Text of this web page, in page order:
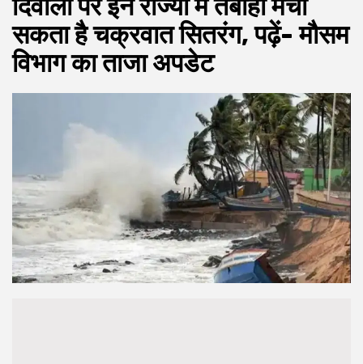
दिवाली पर इन राज्यों में तबाही मचा
सकता है चक्रवात सितरंग, पढ़ें- मौसम
विभाग का ताजा अपडेट